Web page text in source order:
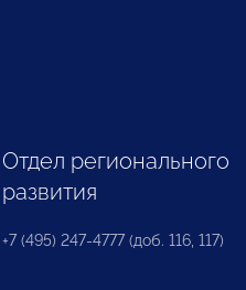
Отдел регионального
развития
+7 (495) 247-4777 (доб. 116, 117)